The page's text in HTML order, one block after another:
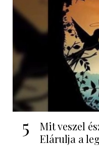
5
Mit veszel
Elárulja a